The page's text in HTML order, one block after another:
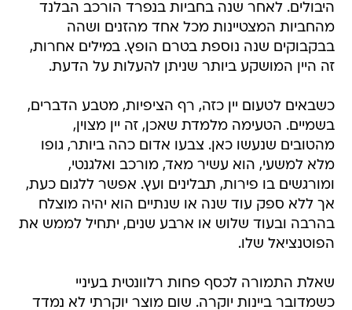
היבולים. לאחר שנה בחביות בנפרד הורכב הבלנד
מהחביות המצטיינות מכל אחד מהזנים ושהה
בבקבוקים שנה נוספת בטרם הופץ. במילים אחרות,
זה היין המושקע ביותר שניתן להעלות על הדעת.
כשבאים לטעום יין כזה, רף הציפיות, מטבע הדברים,
בשמיים. הטעימה מלמדת שאכן, זה יין מצוין,
מהטובים שנעשו כאן. צבעו אדום כהה ביותר, גופו
מלא למשעי, הוא עשיר מאד, מורכב ואלגנטי,
ומורגשים בו פירות, תבלינים ועץ. אפשר ללגום כעת,
אך ללא ספק עוד שנה או שנתיים הוא יהיה מוצלח
בהרבה ובעוד שלוש או ארבע שנים, יתחיל לממש את
הפוטנציאל שלו.
שאלת התמורה לכסף פחות רלוונטית בעיניי
כשמדובר ביינות יוקרה. שום מוצר יוקרתי לא נמדד